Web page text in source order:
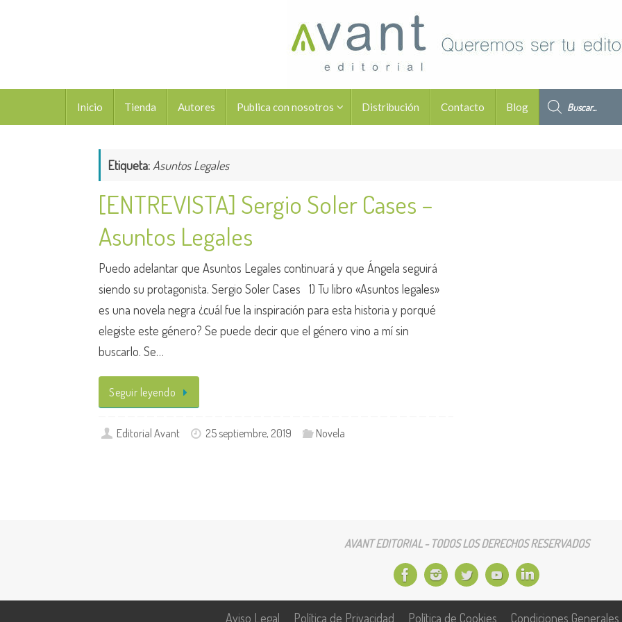
contenido
Inicio Tienda Autores Publica con nosotros Distribución Contacto Blog
Etiqueta: Asuntos Legales
[ENTREVISTA] Sergio Soler Cases –
Asuntos Legales
Puedo adelantar que Asuntos Legales continuará y que Ángela seguirá
siendo su protagonista. Sergio Soler Cases 1) Tu libro «Asuntos legales»
es una novela negra ¿cuál fue la inspiración para esta historia y porqué
elegiste este género? Se puede decir que el género vino a mí sin
buscarlo. Se…
Seguir leyendo
Editorial Avant 25 septiembre, 2019 Novela
AVANT EDITORIAL - TODOS LOS DERECHOS RESERVADOS
Aviso Legal Política de Privacidad Política de Cookies Condiciones